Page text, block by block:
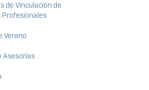
de Vinculación de
Profesionales
Verano
Asesorías